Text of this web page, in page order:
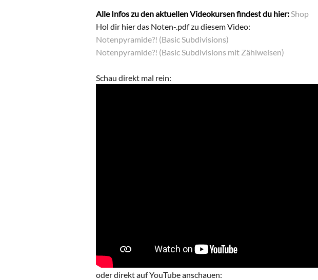
Alle Infos zu den aktuellen Videokursen findest du hier:Shop
Hol dir hier das Noten-.pdf zu diesem Video:
Notenpyramide?! (Basic Subdivisions)
Notenpyramide?! (Basic Subdivisions mit Zählweisen)
Schau direkt mal rein:
oder direkt auf YouTube anschauen: